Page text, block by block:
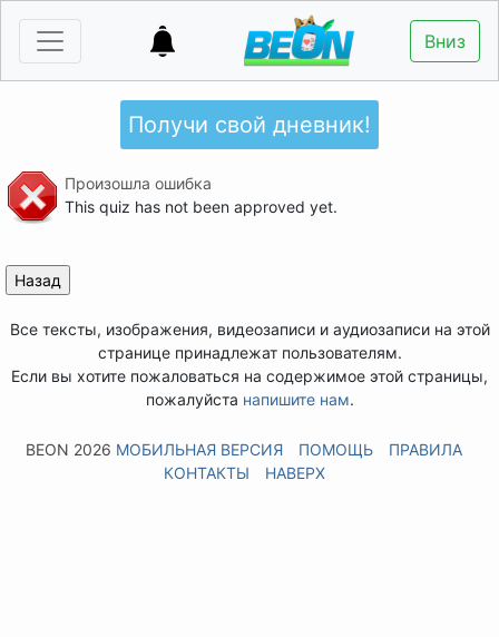
Вниз
Получи свой дневник!
Произошла ошибка
This quiz has not been approved yet.
Все тексты, изображения, видеозаписи и аудиозаписи на этой
странице принадлежат пользователям.
Если вы хотите пожаловаться на содержимое этой страницы,
пожалуйста напишите нам.
BEON 2026 МОБИЛЬНАЯ ВЕРСИЯ ПОМОЩЬ
ПРАВИЛА
КОНТАКТЫ
НАВЕРХ